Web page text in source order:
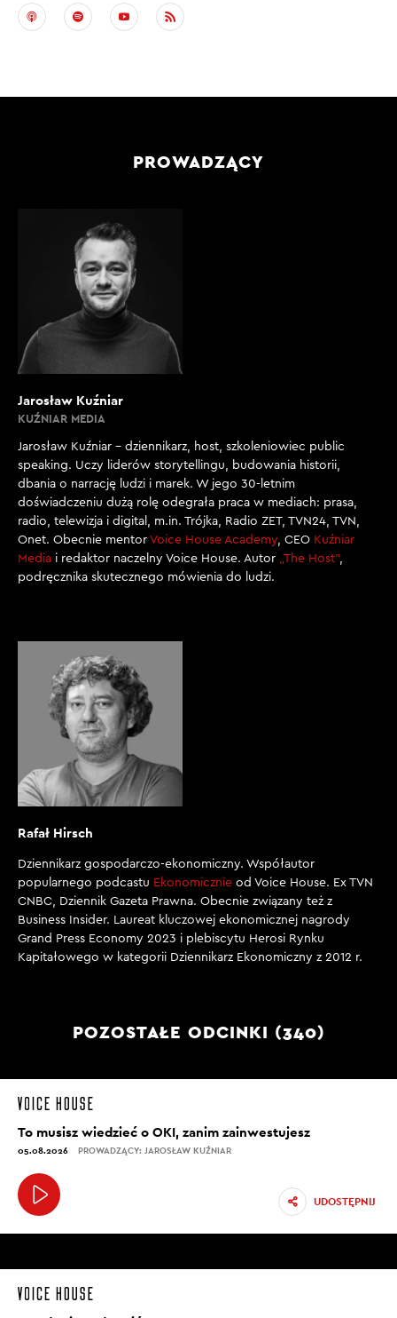
PROWADZĄCY
Jarosław Kuźniar
KUŹNIAR MEDIA
Jarosław Kuźniar – dziennikarz, host, szkoleniowiec public
speaking. Uczy liderów storytellingu, budowania historii,
dbania o narrację ludzi i marek. W jego 30-letnim
doświadczeniu dużą rolę odegrała praca w mediach: prasa,
radio, telewizja i digital, m.in. Trójka, Radio ZET, TVN24, TVN,
Onet. Obecnie mentor Voice House Academy, CEO Kuźniar
Media i redaktor naczelny Voice House. Autor „The Host”,
podręcznika skutecznego mówienia do ludzi.
Rafał Hirsch
Dziennikarz gospodarczo-ekonomiczny. Współautor
popularnego podcastu Ekonomicznie od Voice House. Ex TVN
CNBC, Dziennik Gazeta Prawna. Obecnie związany też z
Business Insider. Laureat kluczowej ekonomicznej nagrody
Grand Press Economy 2023 i plebiscytu Herosi Rynku
Kapitałowego w kategorii Dziennikarz Ekonomiczny z 2012 r.
POZOSTAŁE ODCINKI (340)
To musisz wiedzieć o OKI, zanim zainwestujesz
05.08.2026 PROWADZĄCY: JAROSŁAW KUŹNIAR
UDOSTĘPNIJ